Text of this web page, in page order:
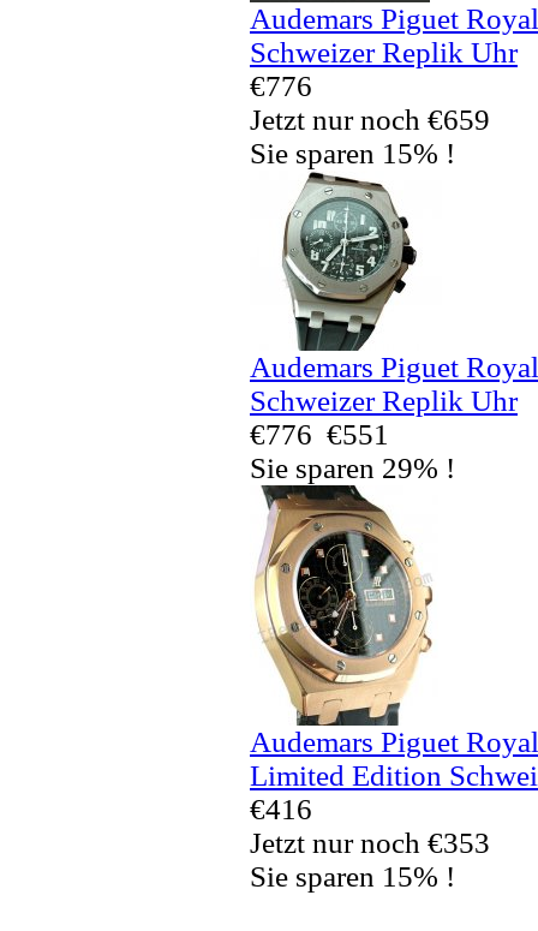
Audemars Piguet
Schweizer Replik Uhr
€776
Jetzt nur noch €659
Sie sparen 15% !
Audemars Piguet
Schweizer Replik Uhr
€776 €551
Sie sparen 29% !
Audemars Piguet
Limited Edition
€416
Jetzt nur noch €353
Sie sparen 15% !